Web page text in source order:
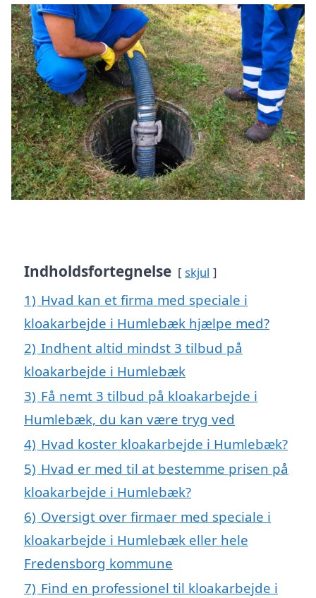
Indholdsfortegnelse skjul
1) Hvad kan et firma med speciale i
kloakarbejde i Humlebæk hjælpe med?
2) Indhent altid mindst 3 tilbud på
kloakarbejde i Humlebæk
3) Få nemt 3 tilbud på kloakarbejde i
Humlebæk, du kan være tryg ved
4) Hvad koster kloakarbejde i Humlebæk?
5) Hvad er med til at bestemme prisen på
kloakarbejde i Humlebæk?
6) Oversigt over firmaer med speciale i
kloakarbejde i Humlebæk eller hele
Fredensborg kommune
7) Find en professionel til kloakarbejde i